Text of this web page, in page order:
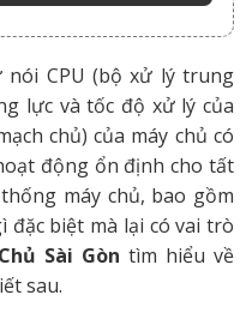
nói CPU (bộ xử lý trung
lực và tốc độ xử lý của
chủ) của máy chủ có
động ổn định cho tất
máy chủ, bao gồm
đặc biệt mà lại có vai trò
Sài Gòn tìm hiểu về
sau.